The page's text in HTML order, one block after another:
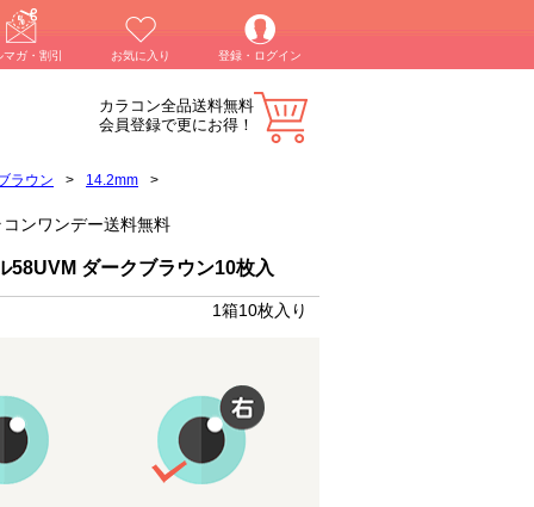
ガ・割引 お気に入り 登録・ログイン
カラコン全品送料無料
会員登録で更にお得！
ラウン > 14.2mm >
ンワンデー送料無料
58UVM ダークブラウン10枚入
1箱10枚入り